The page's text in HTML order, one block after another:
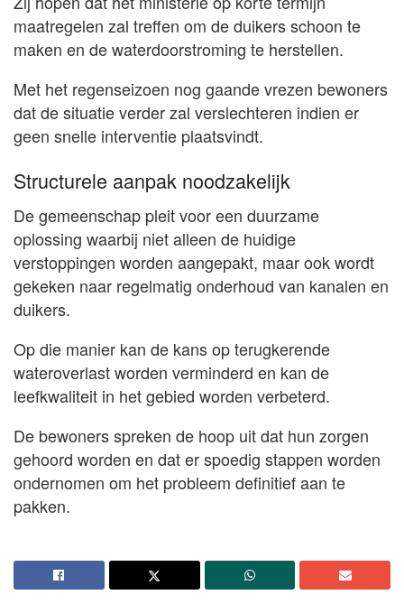
maatregelen zal treffen om de duikers schoon te
maken en de waterdoorstroming te herstellen.
Met het regenseizoen nog gaande vrezen bewoners
dat de situatie verder zal verslechteren indien er
geen snelle interventie plaatsvindt.
Structurele aanpak noodzakelijk
De gemeenschap pleit voor een duurzame
oplossing waarbij niet alleen de huidige
verstoppingen worden aangepakt, maar ook wordt
gekeken naar regelmatig onderhoud van kanalen en
duikers.
Op die manier kan de kans op terugkerende
wateroverlast worden verminderd en kan de
leefkwaliteit in het gebied worden verbeterd.
De bewoners spreken de hoop uit dat hun zorgen
gehoord worden en dat er spoedig stappen worden
ondernomen om het probleem definitief aan te
pakken.